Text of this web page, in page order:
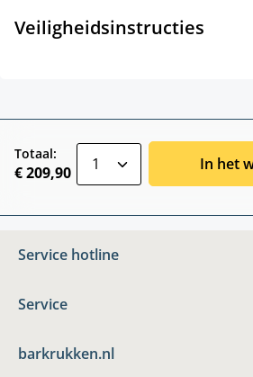
Veiligheidsinstructies
Totaal:
€ 209,90 In het
Service hotline
Service
barkrukken.nl